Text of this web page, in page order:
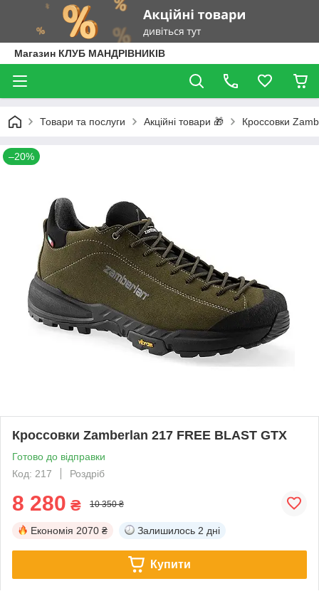
Магазин КЛУБ МАНДРІВНИКІВ
Товари та послуги Акційні товари 🎁 Кроссовки
–20%
Кроссовки Zamberlan 217 FREE BLAST GTX
Готово до відправки
Код: 217
Роздріб
8 280 ₴ 10 350 ₴
Економія 2070 ₴ Залишилось 2 дні
Купити